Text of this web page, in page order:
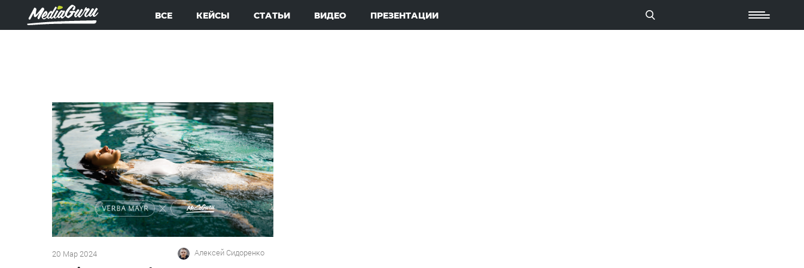
ВСЕ КЕЙСЫ СТАТЬИ ВИДЕО ПРЕЗЕНТАЦИИ
20 Мар 2024 Алексей Сидоренко